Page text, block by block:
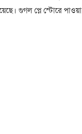
গুগল প্লে স্টোরে পাওয়া